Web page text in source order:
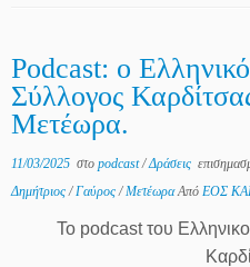
Podcast: ο
Σύλλογος
Μετέωρα.
11/03/2025 στο podcast/Δράσεις
Δημήτριος / Γαύρος / ΜετέωραΑπό ΕΟΣ
Το podcast του